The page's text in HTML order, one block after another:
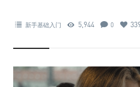
新手基础入门 5,944 0